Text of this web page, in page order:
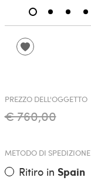
PREZZO DELL'OGGETTO
€ 760,00
METODO DI SPEDIZIONE
Ritiro in Spain